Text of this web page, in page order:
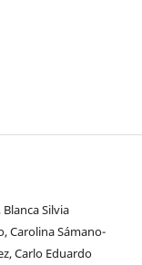
Silvia
Carolina Sámano-
Carlo Eduardo